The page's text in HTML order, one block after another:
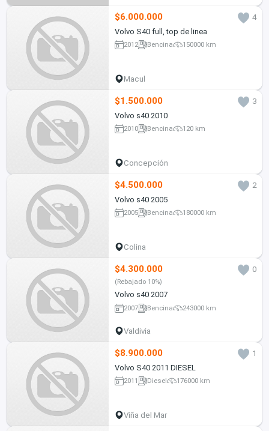
$6.000.000
4
Volvo S40 full, top de linea
2012 Bencina 150000 km
Macul
$1.500.000
3
Volvo s40 2010
2010 Bencina 120 km
Concepción
$4.500.000
2
Volvo s40 2005
2005 Bencina 180000 km
Colina
$4.300.000 0
(Rebajado 10%)
Volvo s40 2007
2007 Bencina 243000 km
Valdivia
$8.900.000
1
Volvo S40 2011 DIESEL
2011 Diesel 176000 km
Viña del Mar